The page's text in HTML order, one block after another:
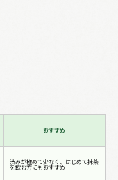
おすすめ
渋みが極めて少なく、はじめて抹茶
を飲む方にもおすすめ